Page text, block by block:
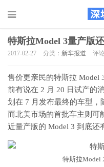
特斯拉Model 3量产版
2017-02-27 分类： 新车报道 评
售价更亲民的特斯拉 Model
前有说在 2 月 20 日试产的
划在 7 月发布最终的车型，
而北美市场的首批车主则可
近量产版的 Model 3 到底还
特斯拉Model